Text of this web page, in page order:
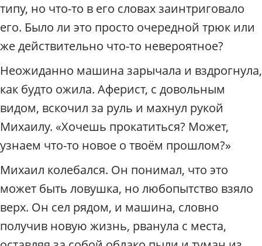
типу, но что-то в его словах заинтриговало
его. Было ли это просто очередной трюк или
же действительно что-то невероятное?
Неожиданно машина зарычала и вздрогнула,
как будто ожила. Аферист, с довольным
видом, вскочил за руль и махнул рукой
Михаилу. «Хочешь прокатиться? Может,
узнаем что-то новое о твоём прошлом?»
Михаил колебался. Он понимал, что это
может быть ловушка, но любопытство взяло
верх. Он сел рядом, и машина, словно
получив новую жизнь, рванула с места,